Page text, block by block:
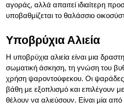
αγοράς, αλλά απαιτεί ιδιαίτερη
υποβαθμίζεται το θαλάσσιο
Υποβρύχια Αλιεία
Η υποβρύχια αλιεία είναι μια
σωματική άσκηση, τη γνώση του
χρήση ψαροντούφεκου. Οι ψαράδες
βάθη με εξοπλισμό και επιλέγουν
θέλουν να αλιεύσουν. Είναι μία από